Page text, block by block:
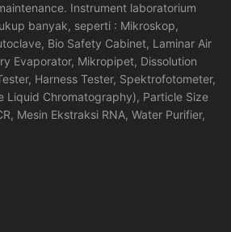
Instrument laboratorium
banyak, seperti : Mikroskop,
Bio Safety Cabinet, Laminar Air
Evaporator, Mikropipet, Dissolution
Harness Tester, Spektrofotometer,
Liquid Chromatography), Particle Size
Mesin Ekstraksi RNA, Water Purifier,